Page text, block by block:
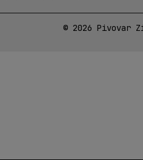
© 2026 Pivovar